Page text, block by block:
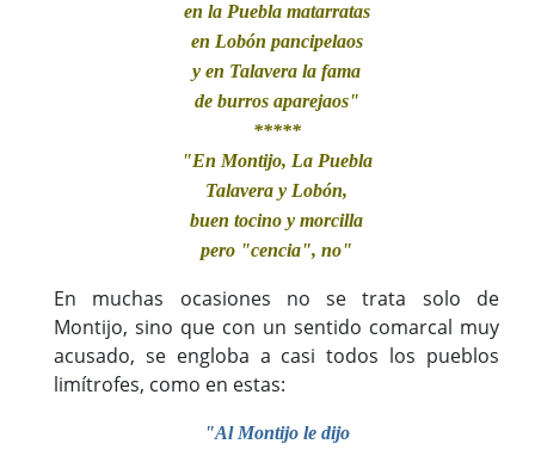
en la Puebla matarratas
en Lobón pancipelaos
y en Talavera la fama
de burros aparejaos"
*****
"En Montijo, La Puebla
Talavera y Lobón,
buen tocino y morcilla
pero "cencia", no"
En muchas ocasiones no se trata solo de
Montijo, sino que con un sentido comarcal muy
acusado, se engloba a casi todos los pueblos
limítrofes, como en estas:
"Al Montijo le dijo